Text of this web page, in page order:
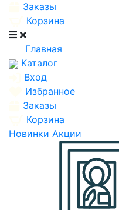
Заказы
Корзина
Главная
Каталог
Вход
Избранное
Заказы
Корзина
Новинки Акции